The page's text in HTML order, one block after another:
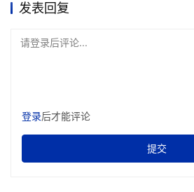
发表回复
请登录后评论...
登录后才能评论
提交